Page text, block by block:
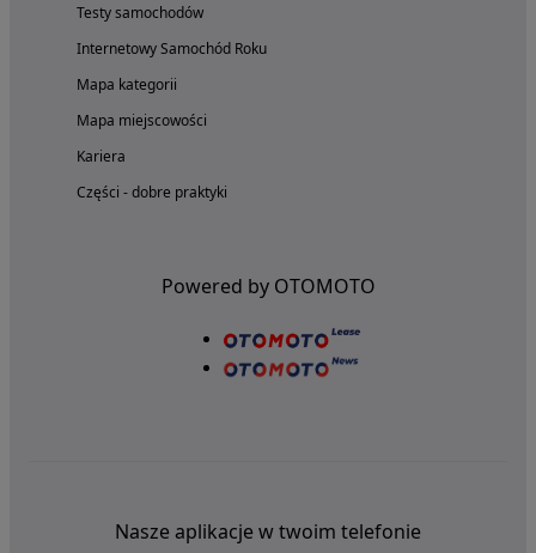
Testy samochodów
Internetowy Samochód Roku
Mapa kategorii
Mapa miejscowości
Kariera
Części - dobre praktyki
Powered by OTOMOTO
Nasze aplikacje w twoim telefonie